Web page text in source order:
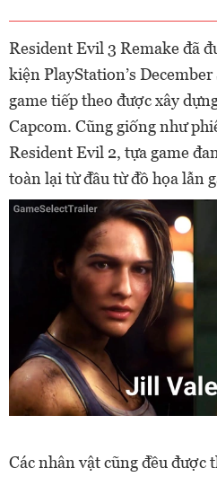
Resident Evil 3 Remake đã
kiện PlayStation’s
game tiếp theo được xây
Capcom. Cũng giống như
Resident Evil 2, tựa game
toàn lại từ đầu từ đồ họa lẫn
Các nhân vật cũng đều được